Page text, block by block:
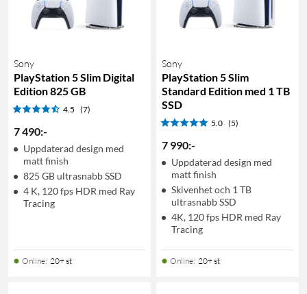
Sony
PlayStation 5 Slim Digital
Edition 825 GB
4.5 (7)
7 490:-
Uppdaterad design med
matt finish
825 GB ultrasnabb SSD
4 K, 120 fps HDR med Ray
Tracing
Online: 20+ st
Sony
PlayStation 5 Slim
Standard Edition med 1 TB
SSD
5.0 (5)
7 990:-
Uppdaterad design med
matt finish
Skivenhet och 1 TB
ultrasnabb SSD
4K, 120 fps HDR med Ray
Tracing
Online: 20+ st